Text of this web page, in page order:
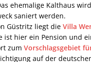
ehemalige Kalthaus
saniert werden.
Güstritz liegt die Villa
ist hier ein Pension und
zum Vorschlagsgebiet
auf der